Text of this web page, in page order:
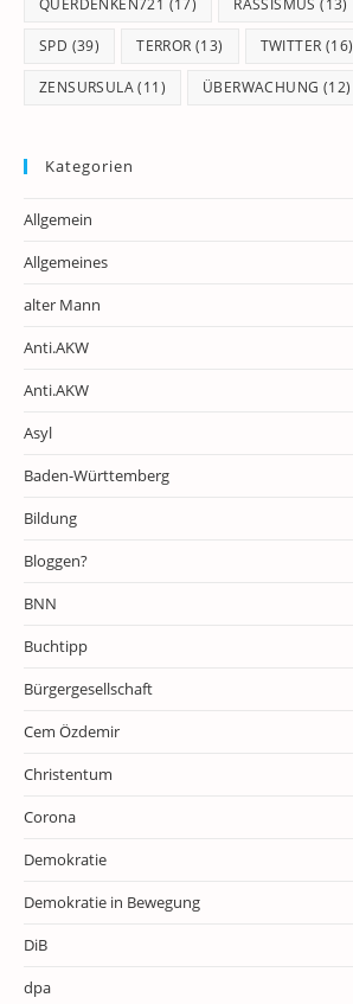
QUERDENKEN721 (17) RASSISMUS (13)
SPD (39) TERROR (13) TWITTER (16)
ZENSURSULA(11) ÜBERWACHUNG (12)
Kategorien
Allgemein
Allgemeines
alter Mann
Anti.AKW
Anti.AKW
Asyl
Baden-Württemberg
Bildung
Bloggen?
BNN
Buchtipp
Bürgergesellschaft
Cem Özdemir
Christentum
Corona
Demokratie
Demokratie in Bewegung
DiB
dpa